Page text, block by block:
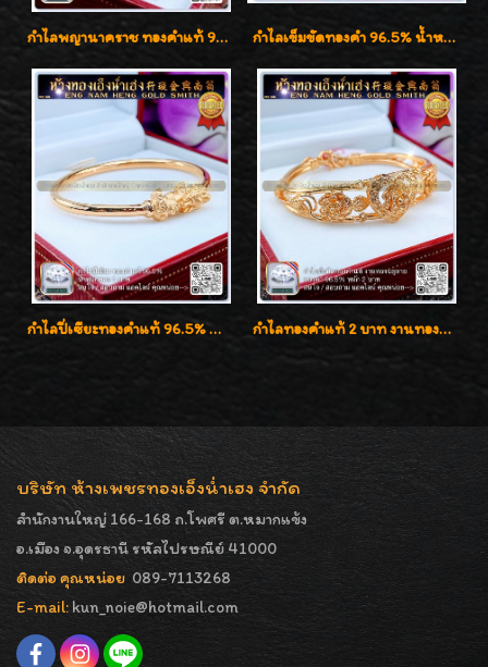
กำไลพญานาคราช ทองคำแท้ 96.5% น้ำหนัก 1 บาท เสริมสิริมงคล กำไลเข็มขัดทองคำ 96.5% น้ำหนัก 3 บาท หรูหรา สวยมากๆค่ะ
กำไลปี่เซียะทองคำแท้ 96.5% น้ำหนัก 1 บาท เสริมโชคลาภ กำไลทองคำแท้ 2 บาท งานทองฉลุลาย ดีไซน์หรูหรา สวยคลาสสิค
บริษัท ห้างเพชรทองเอ็งน่ำเฮง จำกัด
สำนักงานใหญ่ 166-168 ถ.โพศรี ต.หมากแข้ง
อ.เมือง จ.อุดรธานี รหัสไปรษณีย์ 41000
ติดต่อ คุณหน่อย 089-7113268
E-mail: kun_noie@hotmail.com